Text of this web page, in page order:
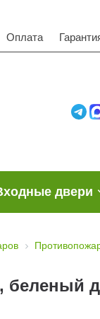
Оплата
двери
беленый